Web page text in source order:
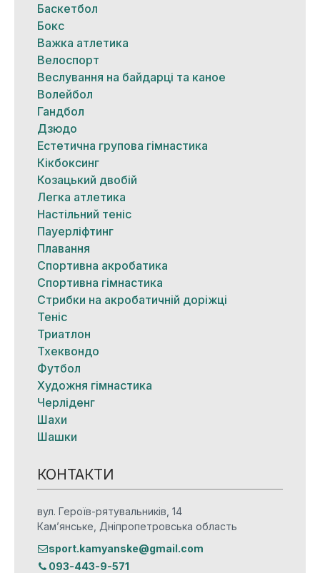
Баскетбол
Бокс
Важка атлетика
Велоспорт
Веслування на байдарці та каное
Волейбол
Гандбол
Дзюдо
Естетична групова гімнастика
Кікбоксинг
Козацький двобій
Легка атлетика
Настільний теніс
Пауерліфтинг
Плавання
Спортивна акробатика
Спортивна гімнастика
Стрибки на акробатичній доріжці
Теніс
Триатлон
Тхеквондо
Футбол
Художня гімнастика
Черліденг
Шахи
Шашки
КОНТАКТИ
вул. Героїв-рятувальників, 14
Кам’янське, Дніпропетровська область
sport.kamyanske@gmail.com
093-443-9-571